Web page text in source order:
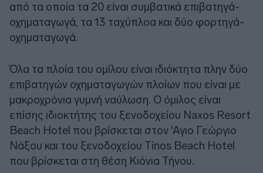
από τα οποία τα 20 είναι συμβατικά επιβατηγά-
οχηματαγωγά, τα 13 ταχύπλοα και δύο φορτηγά-
οχηματαγωγά.
Όλα τα πλοία του ομίλου είναι ιδιόκτητα πλην δύο
επιβατηγών οχηματαγωγών πλοίων που είναι με
μακροχρόνια γυμνή ναύλωση. O όμιλος είναι
επίσης ιδιοκτήτης του ξενοδοχείου Naxos Resort
Beach Hotel που βρίσκεται στον 'Αγιο Γεώργιο
Νάξου και του ξενοδοχείου Tinos Beach Hotel
που βρίσκεται στη θέση Κιόνια Τήνου.